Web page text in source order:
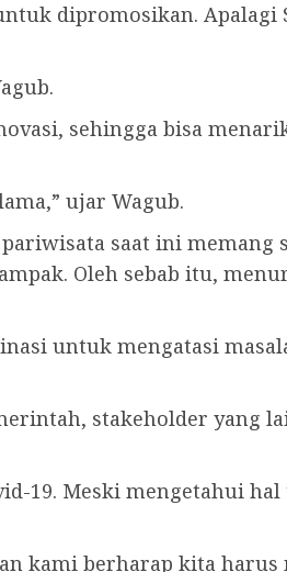
dipromosikan. Apalagi
sehingga bisa
ujar Wagub.
saat ini memang
Oleh sebab itu,
untuk mengatasi
stakeholder yang
19. Meski mengetahui
kami berharap kita